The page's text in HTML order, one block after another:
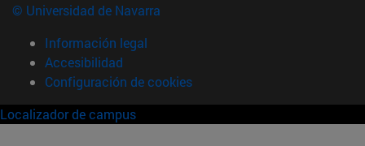
© Universidad de Navarra
Información legal
Accesibilidad
Configuración de cookies
Localizador de campus